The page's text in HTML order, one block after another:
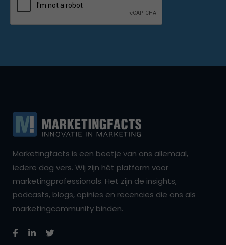
Marketingfacts is een beetje van ons allemaal,
iedere dag vers. Wij zijn hét platform voor
marketingprofessionals. Het zijn de insights,
podcasts, blogs, opinies en recencies die ons als
marketingcommunity binden.